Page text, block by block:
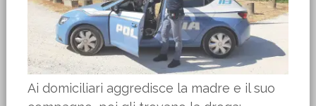
Ai domiciliari aggredisce la madre e il suo